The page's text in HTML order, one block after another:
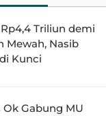
Triliun demi
Mewah, Nasib
Kunci
Gabung MU